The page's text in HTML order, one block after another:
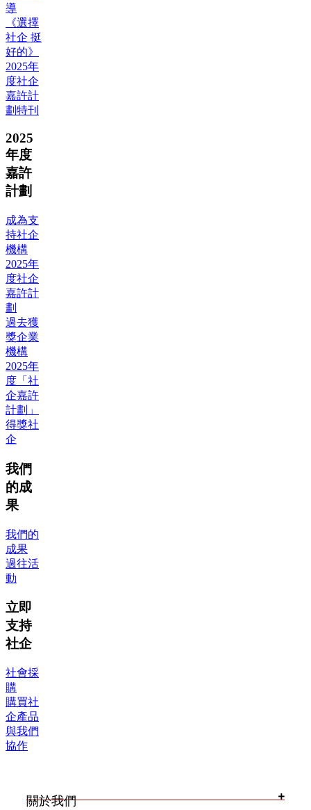
導
《選擇
社企 挺
好的》
2025年
度社企
嘉許計
劃特刊
2025
年度
嘉許
計劃
成為支
持社企
機構
2025年
度社企
嘉許計
劃
過去獲
獎企業
機構
2025年
度「社
企嘉許
計劃」
得獎社
企
我們
的成
果
我們的
成果
過往活
動
立即
支持
社企
社會採
購
購買社
企產品
與我們
協作
關於我們